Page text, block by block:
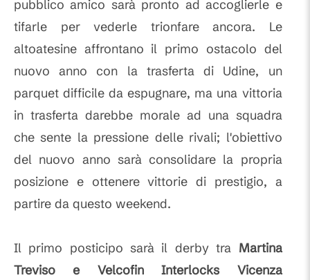
pubblico amico sarà pronto ad accoglierle e
tifarle per vederle trionfare ancora. Le
altoatesine affrontano il primo ostacolo del
nuovo anno con la trasferta di Udine, un
parquet difficile da espugnare, ma una vittoria
in trasferta darebbe morale ad una squadra
che sente la pressione delle rivali; l'obiettivo
del nuovo anno sarà consolidare la propria
posizione e ottenere vittorie di prestigio, a
partire da questo weekend.
Il primo posticipo sarà il derby tra Martina
Treviso e Velcofin Interlocks Vicenza